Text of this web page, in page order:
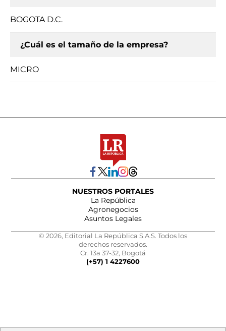
BOGOTA D.C.
¿Cuál es el tamaño de la empresa?
MICRO
NUESTROS PORTALES
La República
Agronegocios
Asuntos Legales
© 2026, Editorial La República S.A.S. Todos los
derechos reservados.
Cr. 13a 37-32, Bogotá
(+57) 1 4227600